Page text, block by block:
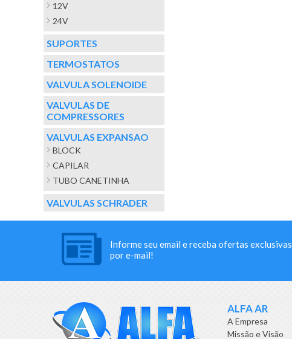
12V
24V
SUPORTES
TERMOSTATOS
VALVULA SOLENOIDE
VALVULAS DE
COMPRESSORES
VALVULAS EXPANSAO
BLOCK
CAPILAR
TUBO CANETINHA
VALVULAS SCHRADER
Informe seu email e receba ofertas exclusivas
por e-mail!
ALFA AR
A Empresa
Missão e Visão